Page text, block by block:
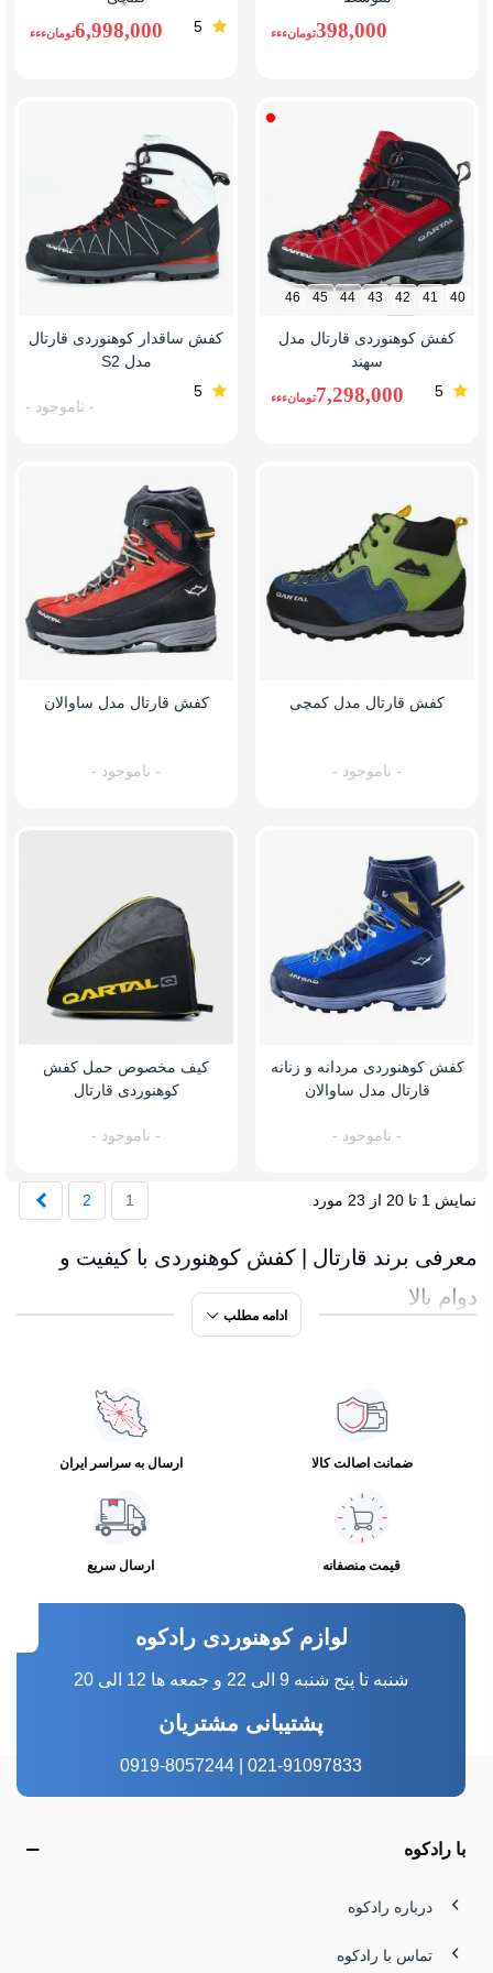
398,000تومانءءء
5
6,998,000تومانءءء
قرمز
40
41
42
43
44
45
46
کفش کوهنوردی قارتال مدل
سهند
5
7,298,000تومانءءء
کفش ساقدار کوهنوردی قارتال
مدل S2
5
- ناموجود -
کفش قارتال مدل کمچی
- ناموجود -
کفش قارتال مدل ساوالان
- ناموجود -
کفش کوهنوردی مردانه و زنانه
قارتال مدل ساوالان
- ناموجود -
کیف مخصوص حمل کفش
کوهنوردی قارتال
- ناموجود -
نمایش 1 تا 20 از 23 مورد 1
2
معرفی برند قارتال | کفش کوهنوردی با کیفیت و
دوام بالا
قدم می‌گذارید. هر قدم شما با اطمینان و راحتی طی می‌شود،
چرا که کفش‌های قارتال پاهای شما را محافظت می‌کنند. برند
قارتال با تمرکز بر دوام، راحتی و عملکرد بالا در کفش‌های
کوهنوردی، تبدیل به انتخاب نخست کوهنوردان حرفه‌ای و
علاقه‌مندان طبیعت شده است.
سخت و تجربه واقعی کوهنوردان دارد. وقتی یک کفش قارتال
ایمنی در مسیرهای طولانی و دشوار ارائه می‌دهد.
شماست. خرید کفش قارتال، سرمایه‌گذاری روی راحتی، دوام و
تجربه‌ای بدون دغدغه در طبیعت است و به هر کسی که عاشق
کوه و ماجراجویی است، حس اطمینان و آرامش می‌دهد.
ادامه مطلب
ضمانت اصالت کالا ارسال به سراسر ایران
قیمت منصفانه ارسال سریع
لوازم کوهنوردی رادکوه
شنبه تا پنج شنبه 9 الی 22 و جمعه ها 12 الی 20
پشتیبانی مشتریان
021-91097833 | 0919-8057244
با رادکوه
درباره رادکوه
تماس با رادکوه